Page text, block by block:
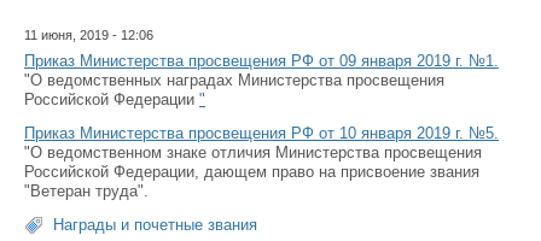
11 июня, 2019 - 12:06
Приказ Министерства просвещения РФ от 09 января 2019 г. №1.
"О ведомственных наградах Министерства просвещения
Российской Федерации "
Приказ Министерства просвещения РФ от 10 января 2019 г. №5.
"О ведомственном знаке отличия Министерства просвещения
Российской Федерации, дающем право на присвоение звания
"Ветеран труда".
Награды и почетные звания